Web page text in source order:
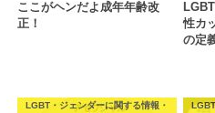
ここがヘンだよ成年年齢改
正！
性カ
の定
LGBT・ジェンダーに関する情報・